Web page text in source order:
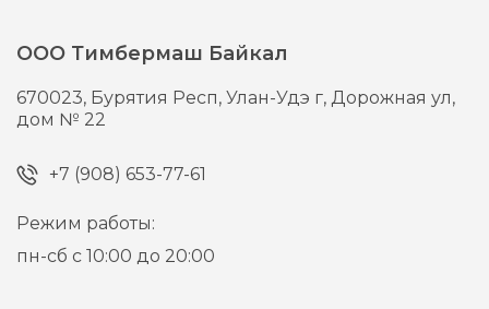
ООО Тимбермаш Байкал
670023, Бурятия Респ, Улан-Удэ г,Дорожная ул,
дом № 22
+7 (908) 653-77-61
Режим работы:
пн-сб с 10:00 до 20:00